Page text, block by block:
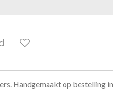
Handgemaakt op bestelling in